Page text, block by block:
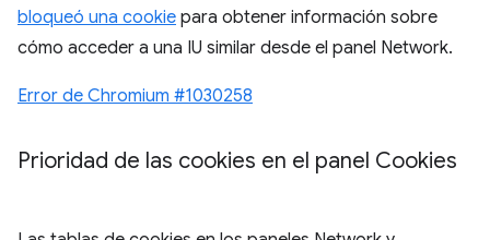
bloqueó una cookie para obtener información sobre
cómo acceder a una IU similar desde el panel Network.
Error de Chromium #1030258
Prioridad de las cookies en el panel Cookies